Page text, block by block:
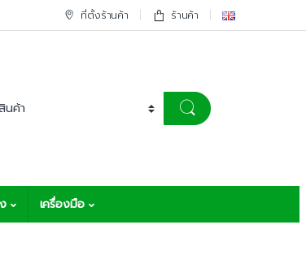
ที่ตั้งร้านค้า ร้านค้า
เครื่องมือ